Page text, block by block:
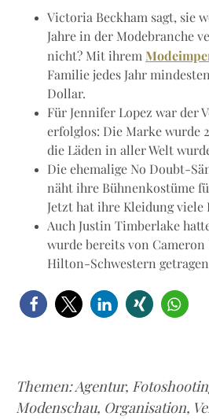
Victoria Beckham sagt, sie
Jahre in der Modebranche
nicht? Mit ihrem
Familie jedes Jahr
Dollar.
Für Jennifer Lopez war der
erfolglos: Die Marke wurde
die Läden in aller Welt
Die ehemalige No Doubt-
näht ihre Bühnenkostüme
Jetzt hat ihre Kleidung viele
Auch Justin Timberlake
wurde bereits von Cameron
Hilton-Schwestern
Themen:Agentur,
Modenschau, Organisation,